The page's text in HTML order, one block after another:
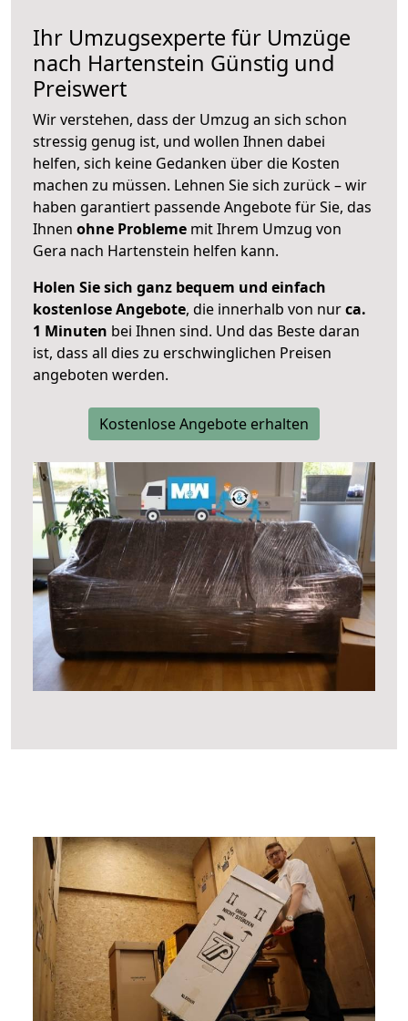
Ihr Umzugsexperte für Umzüge
nach Hartenstein Günstig und
Preiswert
Wir verstehen, dass der Umzug an sich schon
stressig genug ist, und wollen Ihnen dabei
helfen, sich keine Gedanken über die Kosten
machen zu müssen. Lehnen Sie sich zurück – wir
haben garantiert passende Angebote für Sie, das
Ihnen ohne Probleme mit Ihrem Umzug von
Gera nach Hartenstein helfen kann.
Holen Sie sich ganz bequem und einfach
kostenlose Angebote, die innerhalb von nurca.
1 Minuten bei Ihnen sind. Und das Beste daran
ist, dass all dies zu erschwinglichen Preisen
angeboten werden.
Kostenlose Angebote erhalten